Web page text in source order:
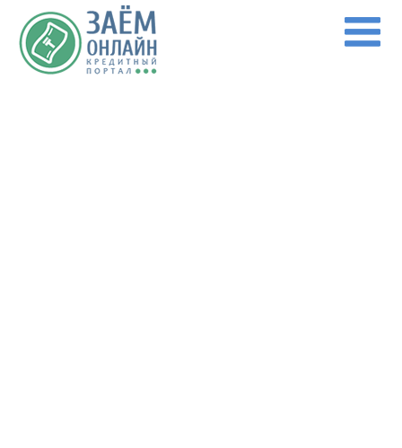
Перейти к основному содержанию